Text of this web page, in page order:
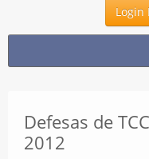
Login
DMS – UFPEL
UNA – SUS
Defesas de
2012